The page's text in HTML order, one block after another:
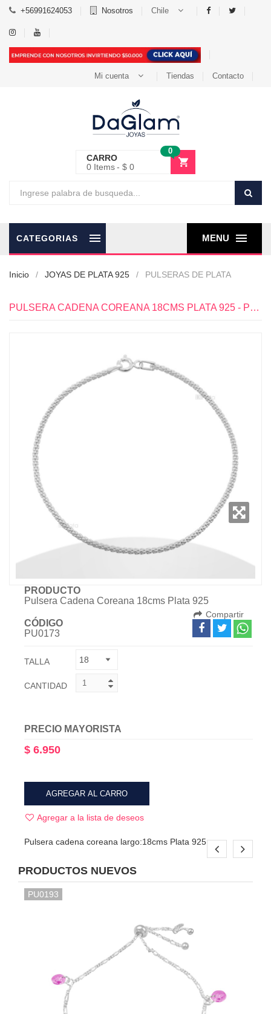
+56991624053 Nosotros Chile
Mi cuenta Tiendas Contacto
CARRO
0
0 Items $ 0
MENU
CATEGORIAS
Inicio JOYAS DE PLATA 925 PULSERAS DE PLATA
PULSERA CADENA COREANA 18CMS PLATA 925 - PU0173
PRODUCTO
Pulsera Cadena Coreana 18cms Plata 925
CÓDIGO
PU0173
Compartir
TALLA
CANTIDAD
PRECIO MAYORISTA
$ 6.950
AGREGAR AL CARRO
Agregar a la lista de deseos
Pulsera cadena coreana largo:18cms Plata 925
PRODUCTOS NUEVOS
PU0193